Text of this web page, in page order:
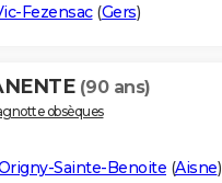
Fezensac(Gers)
(90 ans)
obsèques
Sainte-Benoite (Aisne)